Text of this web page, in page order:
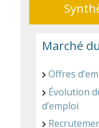
Marché
Offres
Évolution
d’emploi